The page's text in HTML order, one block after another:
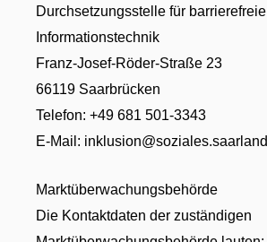
Durchsetzungsstelle für barrierefreie
Informationstechnik
Franz-Josef-Röder-Straße 23
66119 Saarbrücken
Telefon: +49 681 501-3343
E-Mail: inklusion@soziales.saarland
Marktüberwachungsbehörde
Die Kontaktdaten der zuständigen